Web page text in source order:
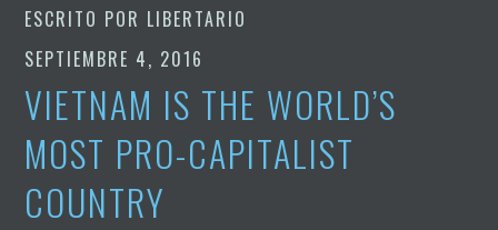
ESCRITO POR LIBERTARIO
SEPTIEMBRE 4, 2016
VIETNAM IS THE WORLD’S
MOST PRO-CAPITALIST
COUNTRY